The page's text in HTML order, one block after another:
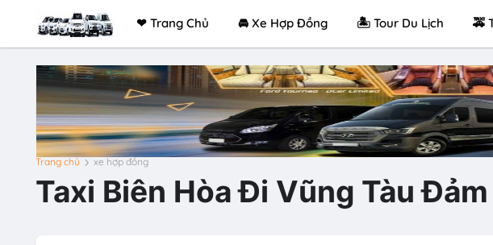
❤ Trang Chủ 🚘 Xe Hợp Đồng 🏝 Tour Du Lịch 🚕
Trang chủ xe hợp đồng
Taxi Biên Hòa Đi Vũng Tàu